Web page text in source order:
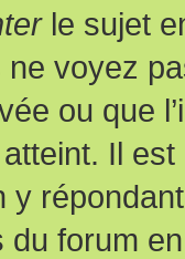
le sujet
voyez
ou que
Il
y
forum